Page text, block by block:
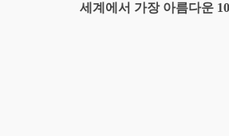
세계에서 가장 아름다운